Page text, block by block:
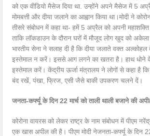
को एक वीडियो मैसेज दिया था. उन्होंने अपने मैसेज में 5
मोमबत्ती और दीया जलाने का आह्वान किया था।मोदी ने
तीसरे संबोधन में कहा था- हमें 5 अप्रैल को अपनी
ताकि लॉकडाउन के दौरान घरों में मौजूद लोग खुद को
भारतीय सेना ने सलाह दी है कि दीया जलाते वक्त
इस्तेमाल न करें। इससे आग लगने का खतरा है। हाथ धोने के
इस्तेमाल करें। केंद्रीय ऊर्जा मंत्रालय ने लोगों से कहा है
बंद रखें, पंखा, फ्रिज, एसी जैसे बाकी उपकरण चलने दें।
जनता-कर्फ्यू के दिन 22 मार्च को ताली थाली बजाने की
कोरोना वायरस को लेकर राष्ट्र के नाम संबोधन में पीएम
एक खास अपील की है। पीएम मोदी नेजनता-कर्फ्यू के दिन